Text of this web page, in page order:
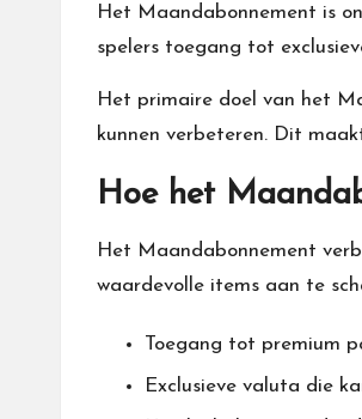
Het Maandabonnement is
spelers toegang tot
Het primaire doel van het
kunnen verbeteren. Dit
Hoe het
Het Maandabonnement
waardevolle items aan te
Toegang tot premium
Exclusieve valuta die